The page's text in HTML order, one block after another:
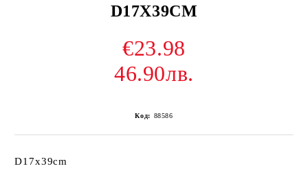
D17X39СМ
€23.98
46.90лв.
Код: 88586
D17x39cm